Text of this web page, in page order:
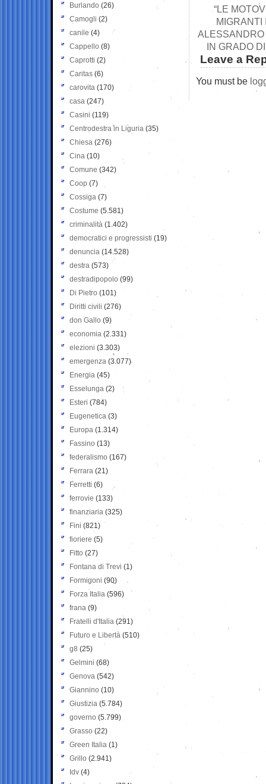
“LE
MIGRANTI
ALESSANDRO
IN GRADO
Leave a
You must be
Burlando (26)
Camogli (2)
canile (4)
Cappello (8)
Caprotti (2)
Caritas (6)
carovita (170)
casa (247)
Casini (119)
Centrodestra in Liguria (35)
Chiesa (276)
Cina (10)
Comune (342)
Coop (7)
Cossiga (7)
Costume (5.581)
criminalità (1.402)
democratici e progressisti (19)
denuncia (14.528)
destra (573)
destradipopolo (99)
Di Pietro (101)
Diritti civili (276)
don Gallo (9)
economia (2.331)
elezioni (3.303)
emergenza (3.077)
Energia (45)
Esselunga (2)
Esteri (784)
Eugenetica (3)
Europa (1.314)
Fassino (13)
federalismo (167)
Ferrara (21)
Ferretti (6)
ferrovie (133)
finanziaria (325)
Fini (821)
fioriere (5)
Fitto (27)
Fontana di Trevi (1)
Formigoni (90)
Forza Italia (596)
frana (9)
Fratelli d'Italia (291)
Futuro e Libertà (510)
g8 (25)
Gelmini (68)
Genova (542)
Giannino (10)
Giustizia (5.784)
governo (5.799)
Grasso (22)
Green Italia (1)
Grillo (2.941)
Idv (4)